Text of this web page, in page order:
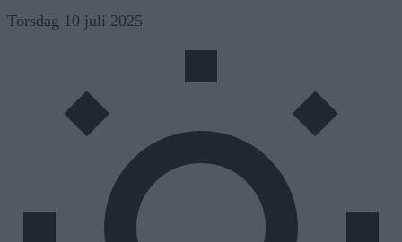
Skip
Torsdag 10 juli 2025